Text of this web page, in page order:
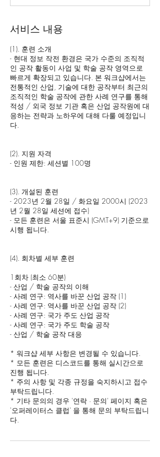
서비스 내용
(1). 훈련 소개
- 현대 정보 작전 환경은 국가 수준의 조직적
인 공작 활동이 사업 및 학술 공작 영역으로
빠르게 확장되고 있습니다. 본 워크샵에서는
전통적인 산업, 기술에 대한 공작부터 최근의
조직적인 학술 공작에 관한 사례 연구를 통해
적성 / 외국 정보 기관 혹은 산업 공작원에 대
응하는 전략과 노하우에 대해 다룰 예정입니
다.
(2). 지원 자격
- 인원 제한: 세션별 100명
(3). 개설된 훈련
- 2023년 2월 28일 / 화요일 2000시 (2023
년 2월 28일 세션에 접수)
- 모든 훈련은 서울 표준시 (GMT+9) 기준으로
시행 됩니다.
(4). 회차별 세부 훈련
1회차 (최소 60분)
- 산업 / 학술 공작의 이해
- 사례 연구: 역사를 바꾼 산업 공작 (1)
- 사례 연구: 역사를 바꾼 산업 공작 (2)
- 사례 연구: 국가 주도 산업 공작
- 사례 연구: 국가 주도 학술 공작
- 산업 / 학술 공작 대응
* 워크샵 세부 사항은 변경될 수 있습니다.
* 모든 훈련은 디스코드를 통해 실시간으로
진행 됩니다.
* 주의 사항 및 각종 규정을 숙지하시고 접수
부탁드립니다.
* 기타 문의의 경우 '연락 · 문의' 페이지 혹은
'오퍼레이터스 클럽' 을 통해 문의 부탁드립니
다.